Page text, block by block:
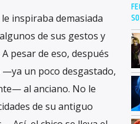
inspiraba demasiada
de sus gestos y
pesar de eso, después
un poco desgastado,
al anciano. No le
de su antiguo